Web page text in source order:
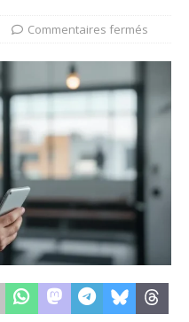
Commentaires fermés